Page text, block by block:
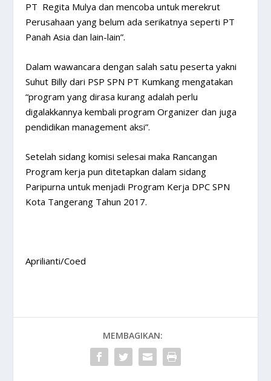
PT Regita Mulya dan mencoba untuk merekrut
Perusahaan yang belum ada serikatnya seperti PT
Panah Asia dan lain-lain”.
Dalam wawancara dengan salah satu peserta yakni
Suhut Billy dari PSP SPN PT Kumkang mengatakan
“program yang dirasa kurang adalah perlu
digalakkannya kembali program Organizer dan juga
pendidikan management aksi”.
Setelah sidang komisi selesai maka Rancangan
Program kerja pun ditetapkan dalam sidang
Paripurna untuk menjadi Program Kerja DPC SPN
Kota Tangerang Tahun 2017.
Aprilianti/Coed
MEMBAGIKAN: